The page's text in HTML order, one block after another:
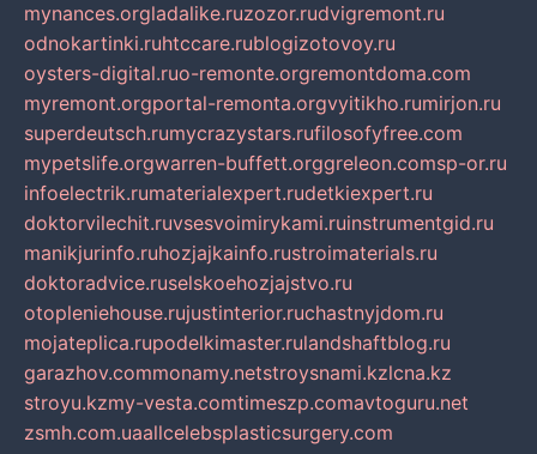
mynances.orgladalike.ruzozor.rudvigremont.ru
odnokartinki.ruhtccare.rublogizotovoy.ru
oysters-digital.ruo-remonte.orgremontdoma.com
myremont.orgportal-remonta.orgvyitikho.rumirjon.ru
superdeutsch.rumycrazystars.rufilosofyfree.com
mypetslife.orgwarren-buffett.orggreleon.comsp-or.ru
infoelectrik.rumaterialexpert.rudetkiexpert.ru
doktorvilechit.ruvsesvoimirykami.ruinstrumentgid.ru
manikjurinfo.ruhozjajkainfo.rustroimaterials.ru
doktoradvice.ruselskoehozjajstvo.ru
otopleniehouse.rujustinterior.ruchastnyjdom.ru
mojateplica.rupodelkimaster.rulandshaftblog.ru
garazhov.commonamy.netstroysnami.kzlcna.kz
stroyu.kzmy-vesta.comtimeszp.comavtoguru.net
zsmh.com.uaallcelebsplasticsurgery.com